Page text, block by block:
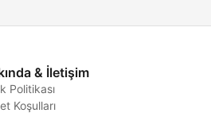
& İletişim
Politikası
Koşulları